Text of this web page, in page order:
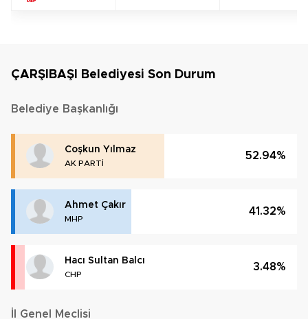
ÇARŞIBAŞI Belediyesi Son Durum
Belediye Başkanlığı
Coşkun Yılmaz
AK PARTİ
52.94%
Ahmet Çakır
MHP
41.32%
Hacı Sultan Balcı
CHP
3.48%
İl Genel Meclisi